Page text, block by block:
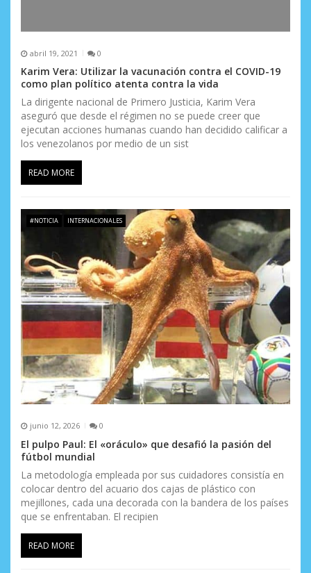
abril 19, 2021 0
Karim Vera: Utilizar la vacunación contra el COVID-19
como plan político atenta contra la vida
La dirigente nacional de Primero Justicia, Karim Vera
aseguró que desde el régimen no se puede creer que
ejecutan acciones humanas cuando han decidido calificar a
los venezolanos por medio de un sist
READ MORE
#NOTICIA INTERNACIONALES
junio 12, 2026 0
El pulpo Paul: El «oráculo» que desafió la pasión del
fútbol mundial
La metodología empleada por sus cuidadores consistía en
colocar dentro del acuario dos cajas de plástico con
mejillones, cada una decorada con la bandera de los países
que se enfrentaban. El recipien
READ MORE